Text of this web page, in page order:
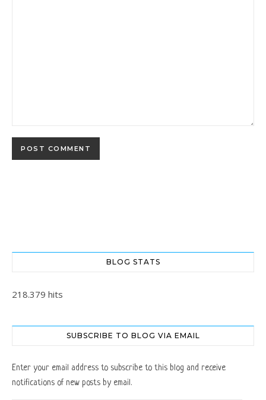
BLOG STATS
218.379 hits
SUBSCRIBE TO BLOG VIA EMAIL
Enter your email address to subscribe to this blog and receive
notifications of new posts by email.